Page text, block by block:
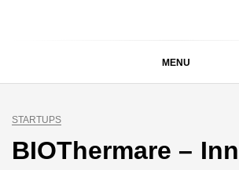
MENU
STARTUPS
BIOThermare –